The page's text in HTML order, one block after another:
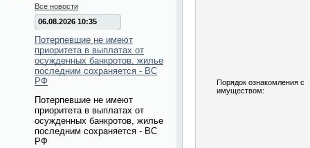
Все новости
06.08.2026 10:35
Потерпевшие не имеют
приоритета в выплатах от
осужденных банкротов, жилье
последним сохраняется - ВС
РФ
Потерпевшие не имеют
приоритета в выплатах от
осужденных банкротов, жилье
последним сохраняется - ВС
РФ
Порядок ознакомления с
имуществом: